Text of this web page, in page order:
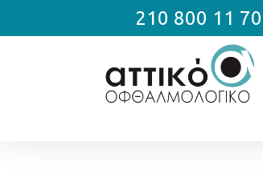
210 800 11 70